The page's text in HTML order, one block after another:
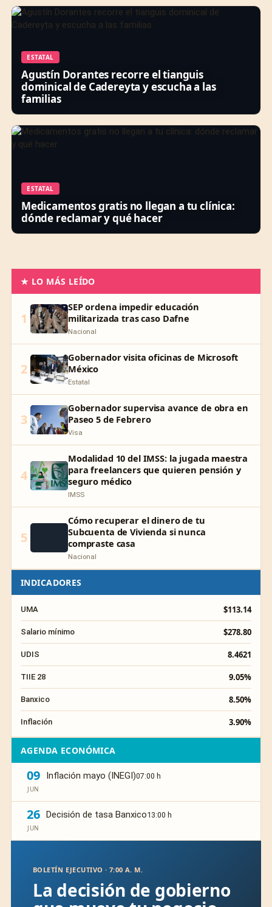
ESTATAL
Agustín Dorantes recorre el tianguis
dominical de Cadereyta y escucha a las
familias
ESTATAL
Medicamentos gratis no llegan a tu clínica:
dónde reclamar y qué hacer
★ LO MÁS LEÍDO
1
SEP ordena impedir educación
militarizada tras caso Dafne
Nacional
2
Gobernador visita oficinas de Microsoft
México
Estatal
3
Gobernador supervisa avance de obra en
Paseo 5 de Febrero
Visa
4
Modalidad 10 del IMSS: la jugada maestra
para freelancers que quieren pensión y
seguro médico
IMSS
5
Cómo recuperar el dinero de tu
Subcuenta de Vivienda si nunca
compraste casa
Nacional
INDICADORES
UMA $113.14
Salario mínimo $278.80
UDIS 8.4621
TIIE 28 9.05%
Banxico 8.50%
Inflación 3.90%
AGENDA ECONÓMICA
09
JUN
Inflación mayo (INEGI)07:00 h
26
JUN
Decisión de tasa Banxico13:00 h
BOLETÍN EJECUTIVO · 7:00 A. M.
La decisión de gobierno